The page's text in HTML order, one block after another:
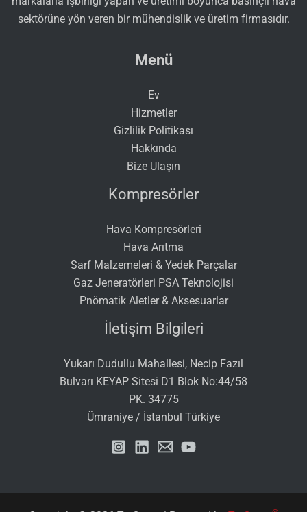
sektörüne yön veren bir mühendislik ve üretim firmasıdır.
Menü
Ev
Hizmetler
Gizlilik Politikası
Hakkında
Bize Ulaşın
Kompresörler
Hava Kompresörleri
Hava Arıtma
Sarf Malzemeleri & Yedek Parçalar
Gaz Jeneratörleri PSA Teknolojisi
Pnömatik Aletler & Aksesuarlar
İletişim Bilgileri
Yukarı Dudullu Mahallesi, Necip Fazıl
Bulvarı KEYAP Sitesi D1 Blok No:44/58
PK. 34775
Ümraniye / İstanbul Türkiye